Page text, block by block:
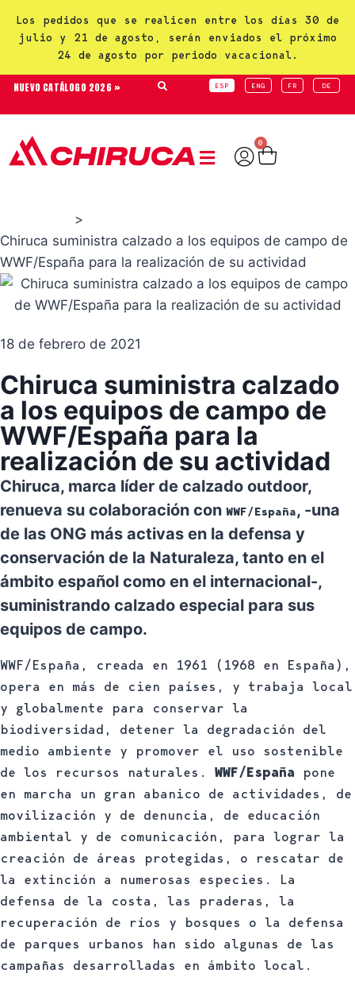
Los pedidos que se realicen entre los días 30 de
julio y 21 de agosto, serán enviados el próximo
24 de agosto por periodo vacacional.
NUEVO CATÁLOGO 2026 » ESP ENG FR DE
0
>
Chiruca suministra calzado a los equipos de campo de
WWF/España para la realización de su actividad
18 de febrero de 2021
Chiruca suministra calzado
a los equipos de campo de
WWF/España para la
realización de su actividad
Chiruca, marca líder de calzado outdoor,
renueva su colaboración con WWF/España, -una
de las ONG más activas en la defensa y
conservación de la Naturaleza, tanto en el
ámbito español como en el internacional-,
suministrando calzado especial para sus
equipos de campo.
WWF/España, creada en 1961 (1968 en España),
opera en más de cien países, y trabaja local
y globalmente para conservar la
biodiversidad, detener la degradación del
medio ambiente y promover el uso sostenible
de los recursos naturales. WWF/España pone
en marcha un gran abanico de actividades, de
movilización y de denuncia, de educación
ambiental y de comunicación, para lograr la
creación de áreas protegidas, o rescatar de
la extinción a numerosas especies. La
defensa de la costa, las praderas, la
recuperación de ríos y bosques o la defensa
de parques urbanos han sido algunas de las
campañas desarrolladas en ámbito local.